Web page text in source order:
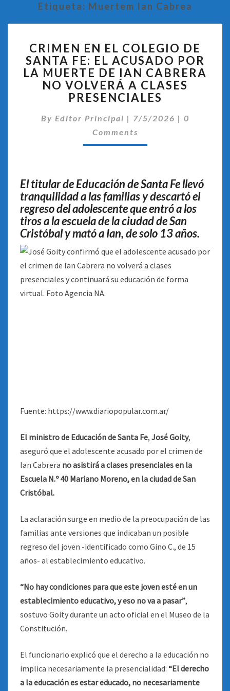
Etiqueta: Muertem Ian Cabrea
EN
EL
COLEGIO
DE
SANTA
FE:
EL
ACUSADO
IAN
CABRERA
NO
VOLVERÁ
A
CLASES
PRESENCIALES
CRIMEN EN EL COLEGIO DE
SANTA FE: EL ACUSADO POR
LA MUERTE DE IAN CABRERA
NO VOLVERÁ A CLASES
PRESENCIALES
By Editor Principal | 7/5/2026 | 0
Comments
El titular de Educación de Santa Fe llevó
tranquilidad a las familias y descartó el
regreso del adolescente que entró a los
tiros a la escuela de la ciudad de San
Cristóbal y mató a Ian, de solo 13 años.
Fuente: https://www.diariopopular.com.ar/
El ministro de Educación de Santa Fe, José Goity,
aseguró que el adolescente acusado por el crimen de
Ian Cabrera no asistirá a clases presenciales en la
Escuela N.º 40 Mariano Moreno, en la ciudad de San
Cristóbal.
La aclaración surge en medio de la preocupación de las
familias ante versiones que indicaban un posible
regreso del joven -identificado como Gino C., de 15
años- al establecimiento educativo.
“No hay condiciones para que este joven esté en un
establecimiento educativo, y eso no va a pasar”,
sostuvo Goity durante un acto oficial en el Museo de la
Constitución.
El funcionario explicó que el derecho a la educación no
implica necesariamente la presencialidad: “El derecho
a la educación es estar educado, no necesariamente